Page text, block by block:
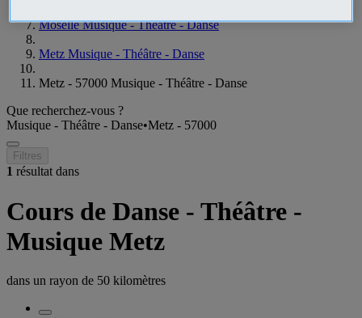
Moselle Musique - Théâtre - Danse
Metz Musique - Théâtre - Danse
Metz - 57000 Musique - Théâtre - Danse
Que recherchez-vous ?
Musique - Théâtre - Danse•Metz - 57000
Filtres
1 résultat dans
Cours de Danse - Théâtre -
Musique Metz
dans un rayon de 50 kilomètres